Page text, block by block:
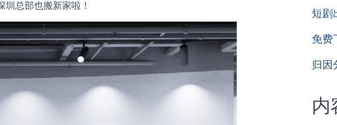
圳总部也搬新家啦！
短剧
免费
归因
内